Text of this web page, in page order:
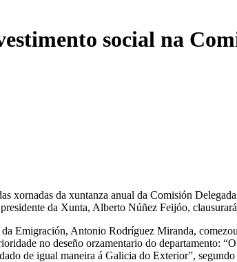
social na
da xuntanza anual da Comisión
da Xunta, Alberto Núñez Feijóo,
Emigración, Antonio Rodríguez Miranda,
no deseño orzamentario do departamento:
de igual maneira á Galicia do Exterior”,